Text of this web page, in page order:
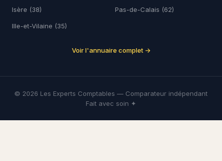
Isère (38) Pas-de-Calais (62)
Ille-et-Vilaine (35)
Voir l'annuaire complet →
© 2026 Les Experts Comptables — Comparateur indépendant
Fait avec soin ✦